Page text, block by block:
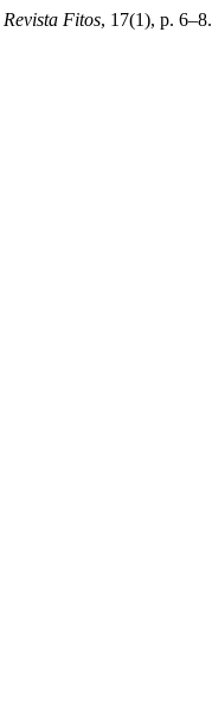
Revista Fitos, 17(1), p.